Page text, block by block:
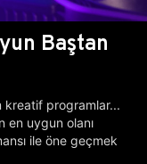
Baştan
kreatif programlar...
en uygun olanı
ile öne geçmek